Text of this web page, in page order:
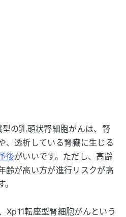
の乳頭状腎細胞がんは、腎
、透析している腎臓に生じる
後がいいです。ただし、高齢
齢が高い方が進行リスクが高
Xp11転座型腎細胞がんという